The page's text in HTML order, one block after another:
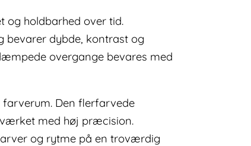
og holdbarhed over tid.
bevarer dybde, kontrast og
overgange bevares med
Den flerfarvede
med høj præcision.
og rytme på en troværdig